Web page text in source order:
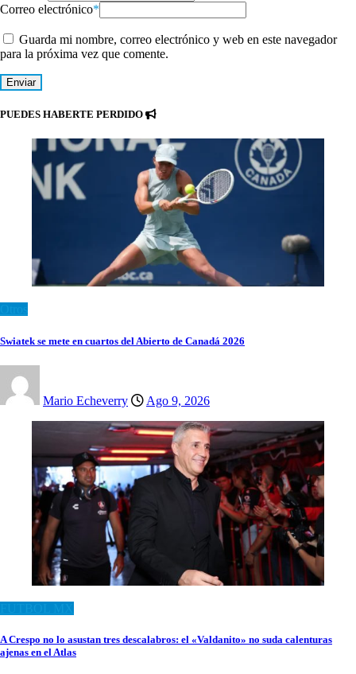
Correo electrónico*
Guarda mi nombre, correo electrónico y web en este navegador
para la próxima vez que comente.
PUEDES HABERTE PERDIDO
Swiatek se mete en cuartos del Abierto de Canadá 2026
Mario Echeverry Ago 9, 2026
A Crespo no lo asustan tres descalabros: el «Valdanito» no suda calenturas
ajenas en el Atlas